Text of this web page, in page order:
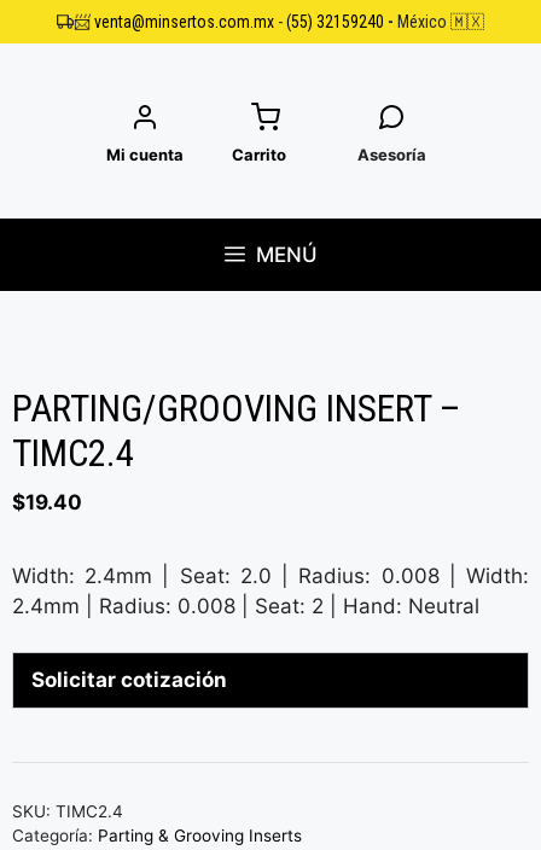
al
📨venta@minsertos.com.mx -(55) 32159240 - México 🇲🇽
Mi cuenta Carrito Asesoría
MENÚ
PARTING/GROOVING INSERT –
TIMC2.4
$19.40
Width: 2.4mm | Seat: 2.0 | Radius: 0.008 | Width:
2.4mm | Radius: 0.008 | Seat: 2 | Hand: Neutral
Solicitar cotización
SKU: TIMC2.4
Categoría: Parting & Grooving Inserts